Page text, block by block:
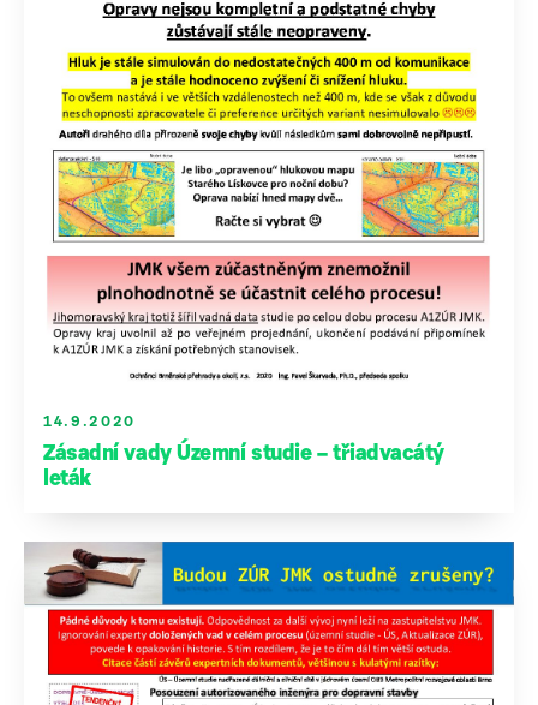
14.9.2020
Zásadní vady Územní studie – třiadvacátý
leták